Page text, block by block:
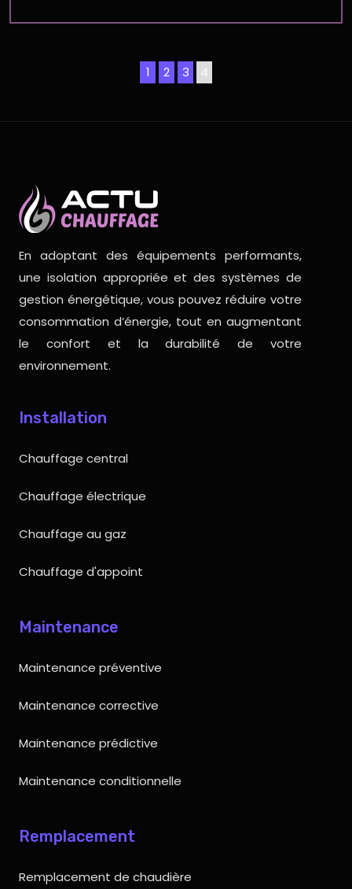
1 2 3 4
En adoptant des équipements performants,
une isolation appropriée et des systèmes de
gestion énergétique, vous pouvez réduire votre
consommation d’énergie, tout en augmentant
le confort et la durabilité de votre
environnement.
Installation
Chauffage central
Chauffage électrique
Chauffage au gaz
Chauffage d'appoint
Maintenance
Maintenance préventive
Maintenance corrective
Maintenance prédictive
Maintenance conditionnelle
Remplacement
Remplacement de chaudière